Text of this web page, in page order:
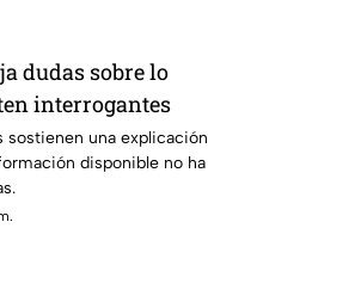
dudas sobre lo
interrogantes
sostienen una explicación
disponible no ha